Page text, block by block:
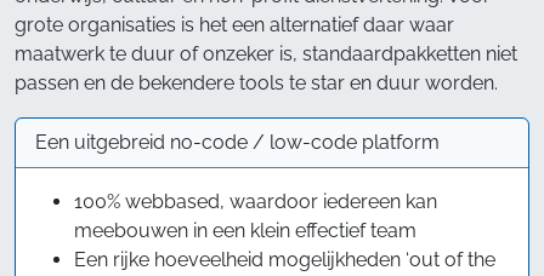
grote organisaties is het een alternatief daar waar
maatwerk te duur of onzeker is, standaardpakketten niet
passen en de bekendere tools te star en duur worden.
Een uitgebreid no-code / low-code platform
100% webbased, waardoor iedereen kan
meebouwen in een klein effectief team
Een rijke hoeveelheid mogelijkheden ‘out of the